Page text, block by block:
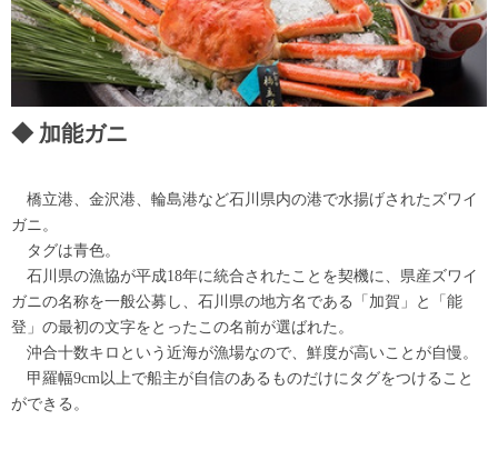
加能ガニ
橋立港、金沢港、輪島港など石川県内の港で水揚げされたズワイ
ガニ。
タグは青色。
石川県の漁協が平成18年に統合されたことを契機に、県産ズワイ
ガニの名称を一般公募し、石川県の地方名である「加賀」と「能
登」の最初の文字をとったこの名前が選ばれた。
沖合十数キロという近海が漁場なので、鮮度が高いことが自慢。
甲羅幅9cm以上で船主が自信のあるものだけにタグをつけること
ができる。